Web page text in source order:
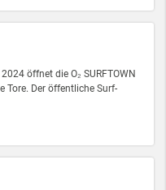
öffnet die O₂ SURFTOWN
Tore. Der öffentliche Surf-